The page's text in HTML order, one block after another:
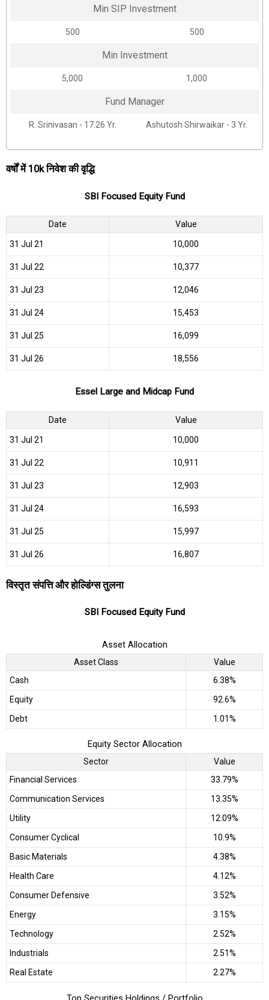
Min SIP Investment
₹500 ₹500
Min Investment
₹5,000 ₹1,000
Fund Manager
R. Srinivasan - 17.26 Yr. Ashutosh Shirwaikar - 3 Yr.
वर्षों में 10k निवेश की वृद्धि
SBI Focused Equity Fund
Date Value
31 Jul 21 ₹10,000
31 Jul 22 ₹10,377
31 Jul 23 ₹12,046
31 Jul 24 ₹15,453
31 Jul 25 ₹16,099
31 Jul 26 ₹18,556
Essel Large and Midcap Fund
Date Value
31 Jul 21 ₹10,000
31 Jul 22 ₹10,911
31 Jul 23 ₹12,903
31 Jul 24 ₹16,593
31 Jul 25 ₹15,997
31 Jul 26 ₹16,807
विस्तृत संपत्ति और होल्डिंग्स तुलना
SBI Focused Equity Fund
Asset Allocation
Asset Class
Value
Cash
6.38%
Equity
92.6%
Debt
1.01%
Equity Sector Allocation
Sector
Value
Financial Services
33.79%
Communication Services
13.35%
Utility
12.09%
Consumer Cyclical
10.9%
Basic Materials
4.38%
Health Care
4.12%
Consumer Defensive
3.52%
Energy
3.15%
Technology
2.52%
Industrials
2.51%
Real Estate
2.27%